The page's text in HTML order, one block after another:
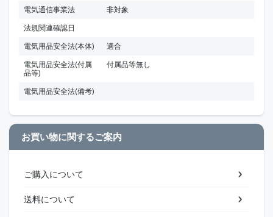
電気通信事業法
非対象
法規関連確認日
電気用品安全法(本体)
適合
電気用品安全法(付属
品等)
付属品等無し
電気用品安全法(備考)
お買い物に関するご案内
ご購入について
送料について